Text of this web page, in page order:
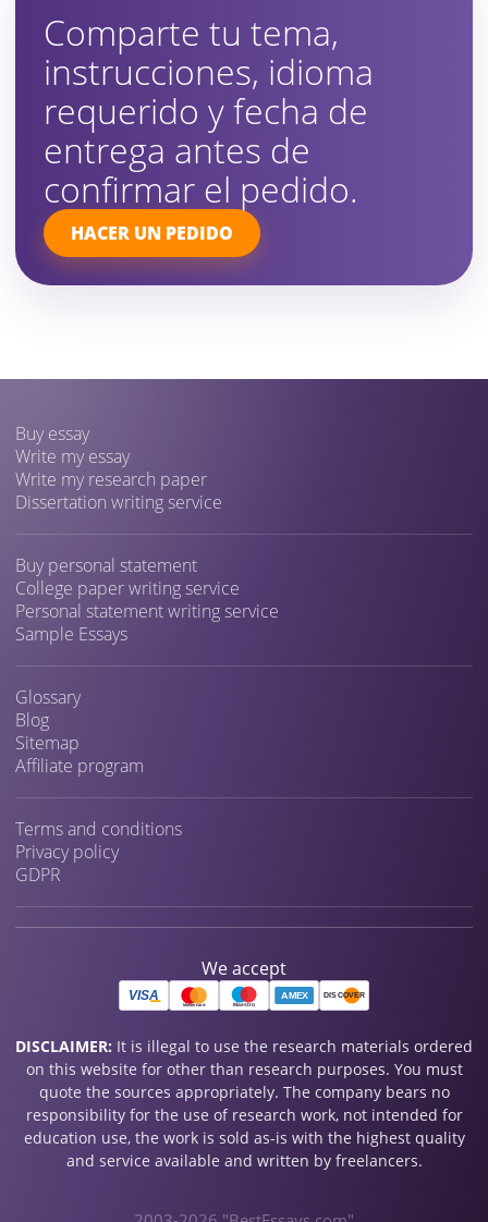
Comparte tu tema,
instrucciones, idioma
requerido y fecha de
entrega antes de
confirmar el pedido.
HACER UN PEDIDO
Buy essay
Write my essay
Write my research paper
Dissertation writing service
Buy personal statement
College paper writing service
Personal statement writing service
Sample Essays
Glossary
Blog
Sitemap
Affiliate program
Terms and conditions
Privacy policy
GDPR
We accept
DISCLAIMER: It is illegal to use the research materials ordered
on this website for other than research purposes. You must
quote the sources appropriately. The company bears no
responsibility for the use of research work, not intended for
education use, the work is sold as-is with the highest quality
and service available and written by freelancers.